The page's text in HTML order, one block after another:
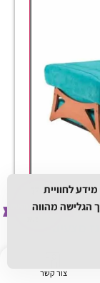
צור קשר
לחוויית
הגלישה מהווה